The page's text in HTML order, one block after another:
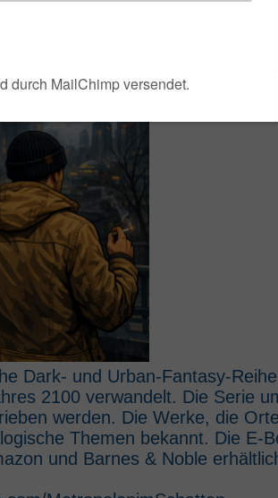
Dark- und Urban-Fantasy-
2100 verwandelt. Die Serie
werden. Die Werke, die
Themen bekannt. Die E-
und Barnes & Noble